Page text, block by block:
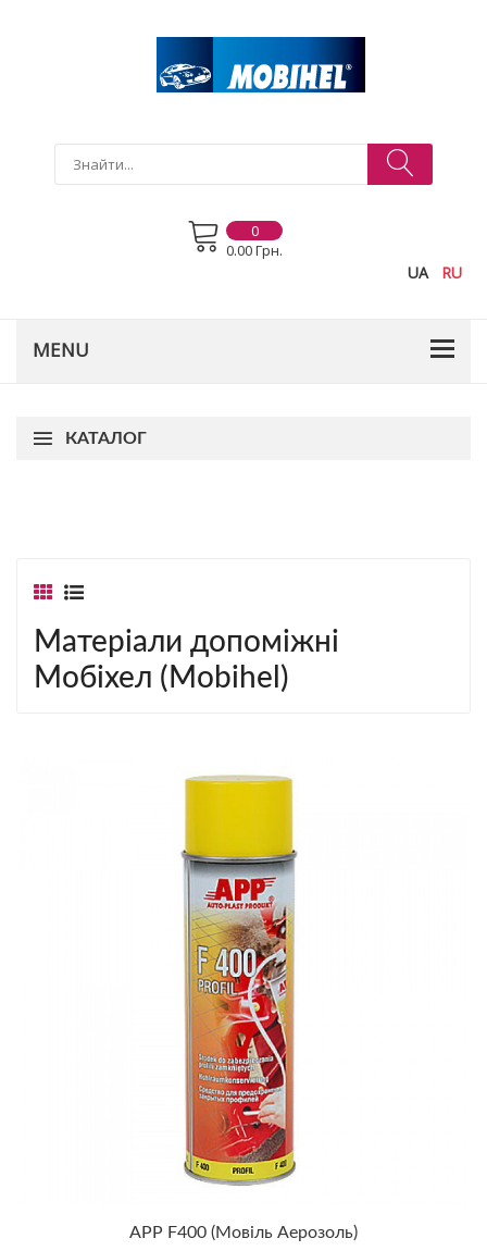
0
0.00 Грн.
UA RU
КАТАЛОГ
Матеріали допоміжні
Мобіхел (Mobihel)
APP F400 (мовіль Аерозоль)